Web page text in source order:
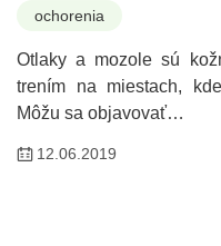
ochorenia
Otlaky a mozole sú
trením na miestach,
Môžu sa objavovať…
12.06.2019